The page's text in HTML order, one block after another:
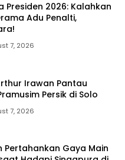
Presiden 2026: Kalahkan
Adu Penalti,
7, 2026
Irawan Pantau
Persik di Solo
7, 2026
Pertahankan Gaya Main